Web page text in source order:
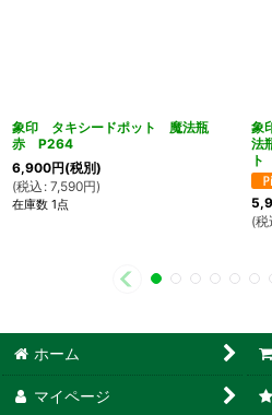
象印 タキシードポット 魔法瓶
赤 P264
6,900円(税別)
(税込 : 7,590円)
在庫数 1点
象
法
(税
ホーム
マイページ